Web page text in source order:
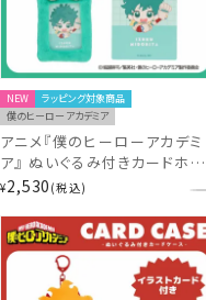
NEW
ラッピング対象商品
僕のヒーローアカデミア
アニメ『僕のヒーローアカデミ
ア』 ぬいぐるみ付きカードホル
ダー ＜ 緑谷出久 ＞ MH30496
¥2,530 税込